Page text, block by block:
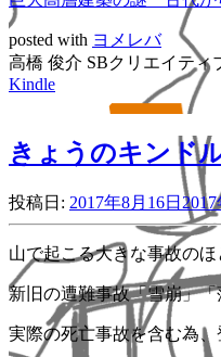
posted with ヨメレバ
高橋 俊介 SBクリエイティ
Kindle
きょうのキンド
投稿日: 2017年8月16日
山で起こる大きな事故の
新旧の遭難事故「雪崩」「
実際の死亡事故を含む為